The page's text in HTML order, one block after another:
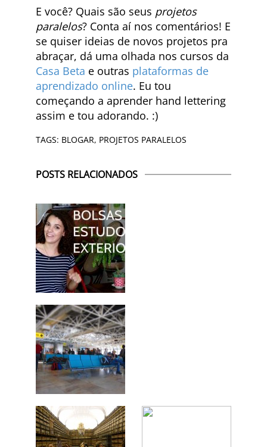
E você? Quais são seus projetos
paralelos? Conta aí nos comentários! E
se quiser ideias de novos projetos pra
abraçar, dá uma olhada nos cursos da
Casa Beta e outras plataformas de
aprendizado online. Eu tou
começando a aprender hand lettering
assim e tou adorando. :)
TAGS: BLOGAR, PROJETOS PARALELOS
POSTS RELACIONADOS